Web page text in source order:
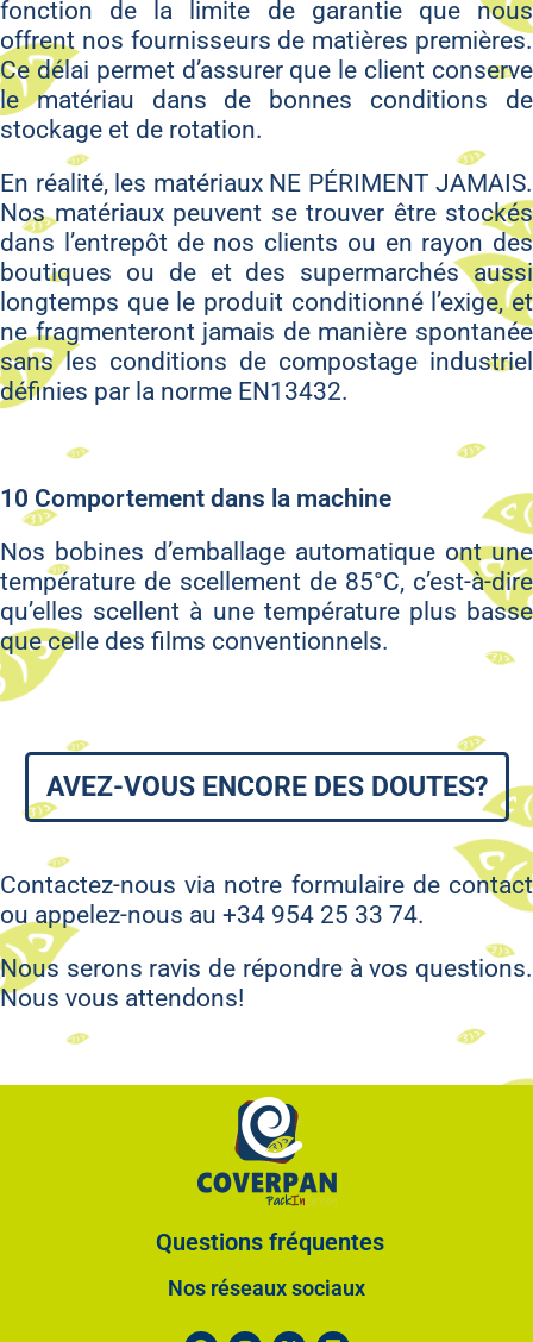
fonction de la limite de garantie que nous
offrent nos fournisseurs de matières premières.
Ce délai permet d’assurer que le client conserve
le matériau dans de bonnes conditions de
stockage et de rotation.
En réalité, les matériaux NE PÉRIMENT JAMAIS.
Nos matériaux peuvent se trouver être stockés
dans l’entrepôt de nos clients ou en rayon des
boutiques ou de et des supermarchés aussi
longtemps que le produit conditionné l’exige, et
ne fragmenteront jamais de manière spontanée
sans les conditions de compostage industriel
définies par la norme EN13432.
10 Comportement dans la machine
Nos bobines d’emballage automatique ont une
température de scellement de 85°C, c’est-à-dire
qu’elles scellent à une température plus basse
que celle des films conventionnels.
AVEZ-VOUS ENCORE DES DOUTES?
Contactez-nous via notre formulaire de contact
ou appelez-nous au +34 954 25 33 74.
Nous serons ravis de répondre à vos questions.
Nous vous attendons!
Questions fréquentes
Nos réseaux sociaux​